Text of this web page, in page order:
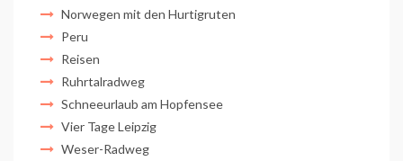
Norwegen mit den Hurtigruten
Peru
Reisen
Ruhrtalradweg
Schneeurlaub am Hopfensee
Vier Tage Leipzig
Weser-Radweg